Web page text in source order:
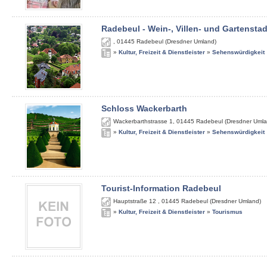
Radebeul - Wein-, Villen- und
01445 Radebeul (Dresdner Umland)
» Kultur, Freizeit & Dienstleister » Sehenswürdigkeit
Schloss Wackerbarth
Wackerbarthstrasse 1 01445 Radebeul (Dresdner
» Kultur, Freizeit & Dienstleister » Sehenswürdigkeit
Tourist-Information Radebeul
Hauptstraße 12 01445 Radebeul (Dresdner Umland)
» Kultur, Freizeit & Dienstleister » Tourismus